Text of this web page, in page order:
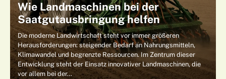
Wie Landmaschinen bei der
Saatgutausbringung helfen
Die moderne Landwirtschaft steht vor immer größeren
Herausforderungen: steigender Bedarf an Nahrungsmitteln,
Klimawandel und begrenzte Ressourcen. Im Zentrum dieser
Entwicklung steht der Einsatz innovativer Landmaschinen, die
vor allem bei der…